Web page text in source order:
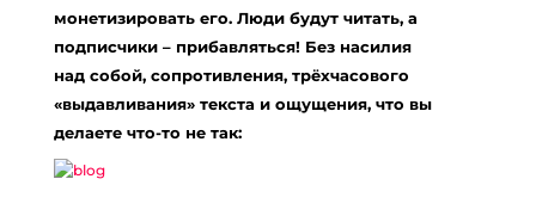
[…] Read More on that Topic: eharitonova.ru/vot-
poxudeyu-i-zazhivu/ […]
Ответить
монетизировать его. Люди будут читать, а
подписчики – прибавляться! Без насилия
над собой, сопротивления, трёхчасового
«выдавливания» текста и ощущения, что вы
делаете что-то не так: